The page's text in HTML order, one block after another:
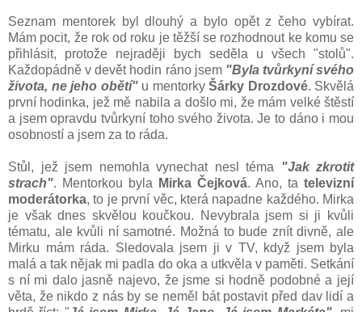
Seznam mentorek byl dlouhý a bylo opět z čeho vybírat.
Mám pocit, že rok od roku je těžší se rozhodnout ke komu se
přihlásit, protože nejraději bych seděla u všech "stolů".
Každopádně v devět hodin ráno jsem "Byla tvůrkyní svého
života, ne jeho obětí" u mentorky Šárky Drozdové. Skvělá
první hodinka, jež mě nabila a došlo mi, že mám velké štěstí
a jsem opravdu tvůrkyní toho svého života. Je to dáno i mou
osobností a jsem za to ráda.
Stůl, jež jsem nemohla vynechat nesl téma "Jak zkrotit
strach". Mentorkou byla Mirka Čejková. Ano, ta televizní
moderátorka, to je první věc, která napadne každého. Mirka
je však dnes skvělou koučkou. Nevybrala jsem si ji kvůli
tématu, ale kvůli ní samotné. Možná to bude znít divně, ale
Mirku mám ráda. Sledovala jsem ji v TV, když jsem byla
malá a tak nějak mi padla do oka a utkvěla v paměti. Setkání
s ní mi dalo jasně najevo, že jsme si hodně podobné a její
věta, že nikdo z nás by se neměl bát postavit před dav lidí a